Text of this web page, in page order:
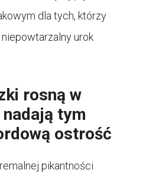
dla tych, którzy
niepowtarzalny urok
rosną w
tym
ostrość
pikantności